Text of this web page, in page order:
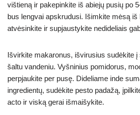
vištieną ir pakepinkite iš abiejų pusių po
bus lengvai apskrudusi. Išimkite mėsą iš
atvėsinkite ir supjaustykite nedideliais
Išvirkite makaronus, išvirusius sudėkite į
šaltu vandeniu. Vyšninius pomidorus,
perpjaukite per pusę. Dideliame inde
ingredientų, sudėkite pesto padažą,
acto ir viską gerai išmaišykite.